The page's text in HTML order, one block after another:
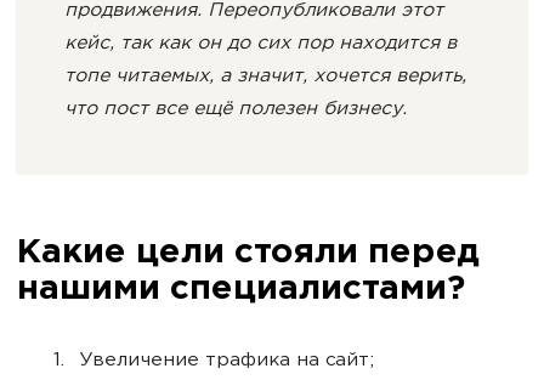
продвижения. Переопубликовали этот
кейс, так как он до сих пор находится в
топе читаемых, а значит, хочется верить,
что пост все ещё полезен бизнесу.
Какие цели стояли перед
нашими специалистами?
Увеличение трафика на сайт;